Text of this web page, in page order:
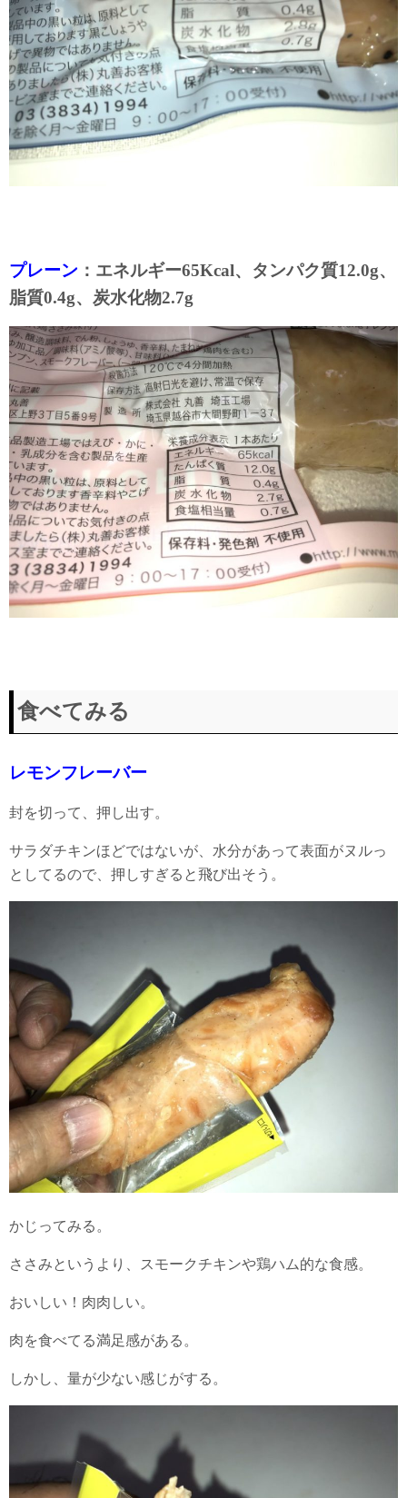
プレーン ：エネルギー65Kcal、タンパク質12.0g、
脂質0.4g、炭水化物2.7g
食べてみる
レモンフレーバー
封を切って、押し出す。
サラダチキンほどではないが、水分があって表面がヌルっ
としてるので、押しすぎると飛び出そう。
かじってみる。
ささみというより、スモークチキンや鶏ハム的な食感。
おいしい！肉肉しい。
肉を食べてる満足感がある。
しかし、量が少ない感じがする。